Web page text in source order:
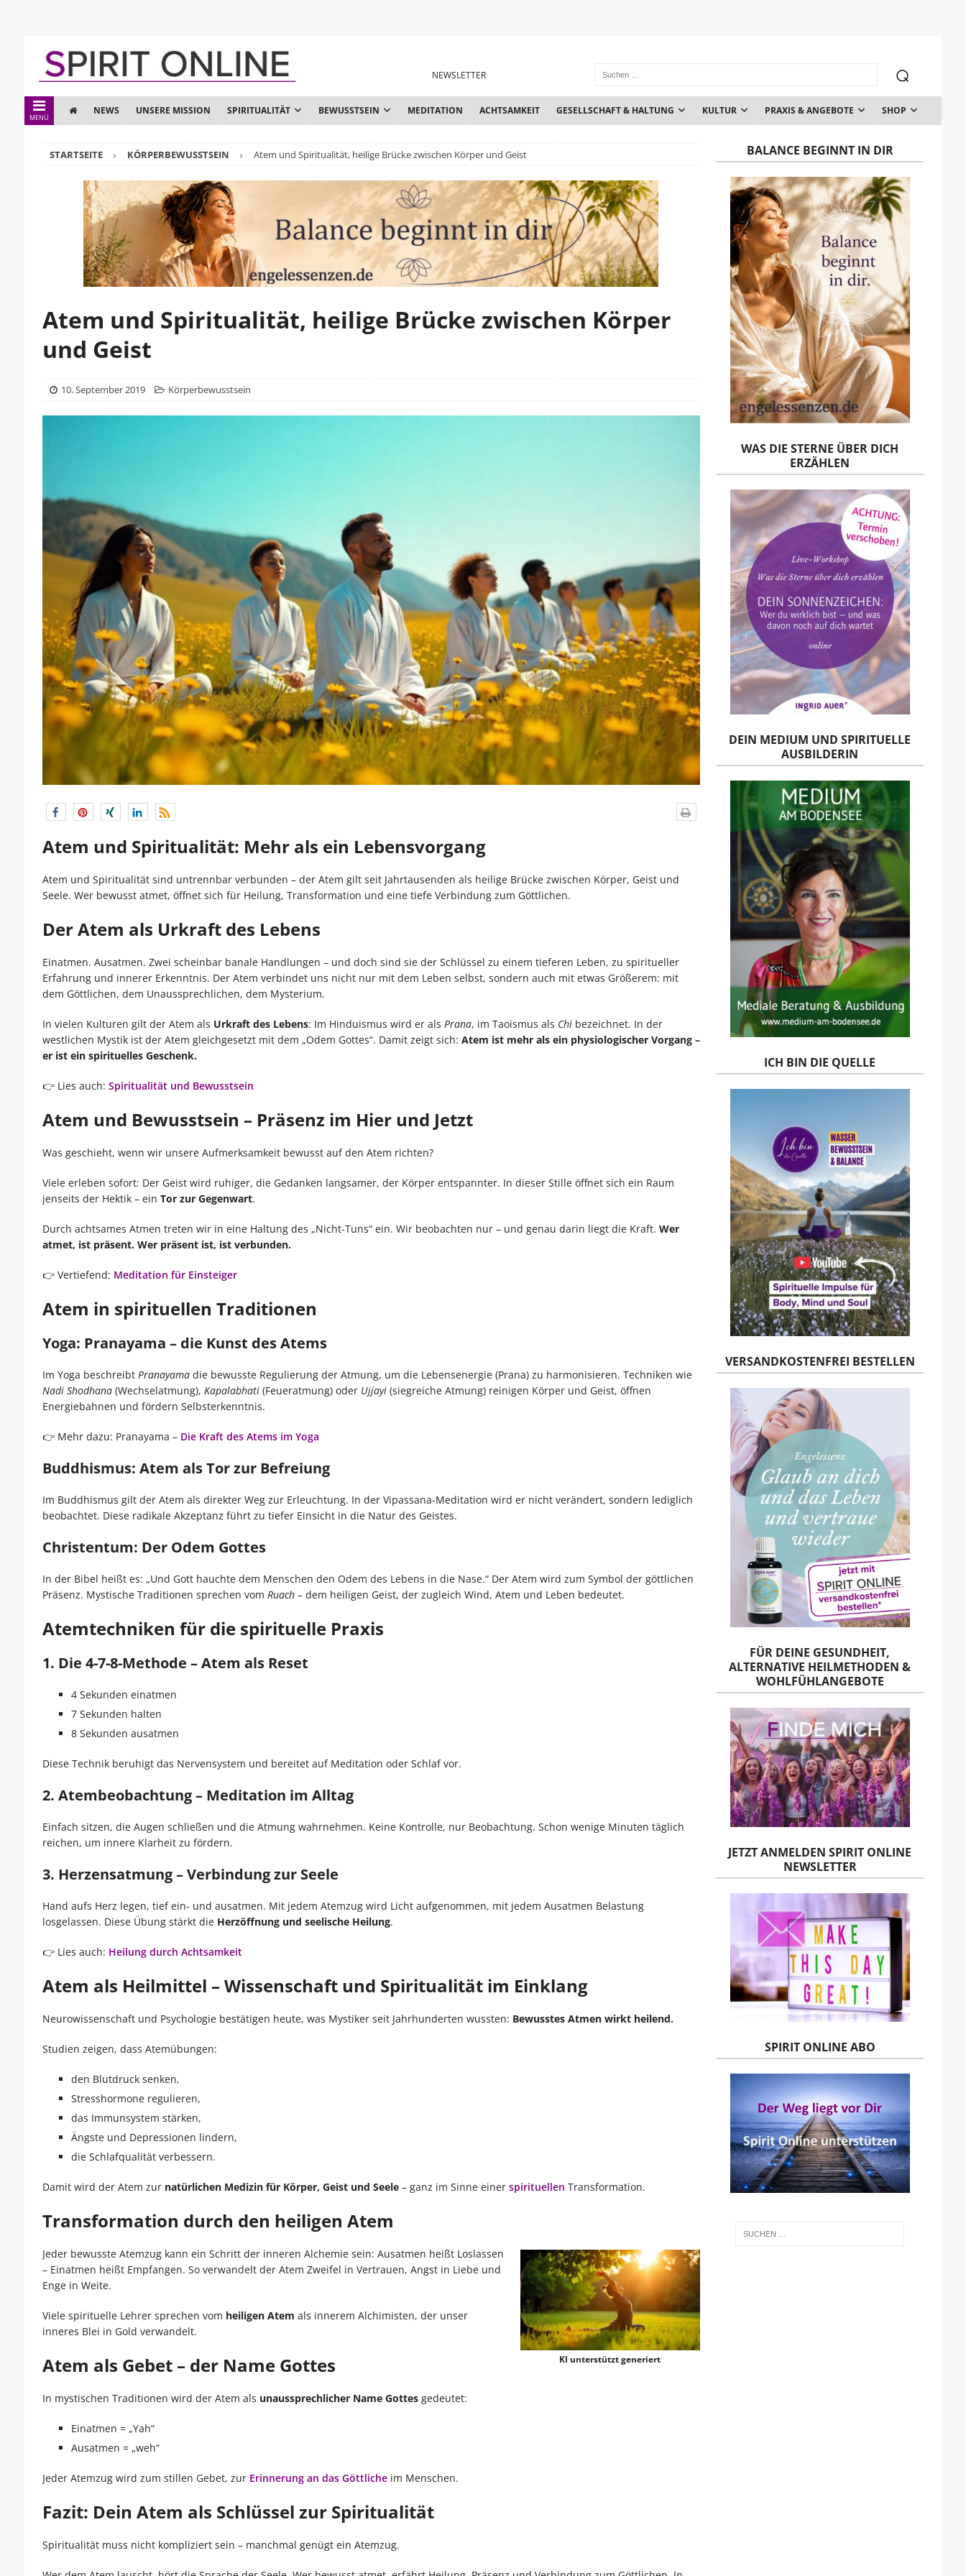
NEWSLETTER
MENÜ
NEWS UNSERE MISSION SPIRITUALITÄT BEWUSSTSEIN MEDITATION ACHTSAMKEIT GESELLSCHAFT & HALTUNG KULTUR PRAXIS & ANGEBOTE SHOP
STARTSEITE KÖRPERBEWUSSTSEIN Atem und Spiritualität, heilige Brücke zwischen Körper und Geist
Atem und Spiritualität, heilige Brücke zwischen Körper
und Geist
10. September 2019 Körperbewusstsein
Atem und Spiritualität: Mehr als ein Lebensvorgang
Atem und Spiritualität sind untrennbar verbunden – der Atem gilt seit Jahrtausenden als heilige Brücke zwischen Körper, Geist und
Seele. Wer bewusst atmet, öffnet sich für Heilung, Transformation und eine tiefe Verbindung zum Göttlichen.
Der Atem als Urkraft des Lebens
Einatmen. Ausatmen. Zwei scheinbar banale Handlungen – und doch sind sie der Schlüssel zu einem tieferen Leben, zu spiritueller
Erfahrung und innerer Erkenntnis. Der Atem verbindet uns nicht nur mit dem Leben selbst, sondern auch mit etwas Größerem: mit
dem Göttlichen, dem Unaussprechlichen, dem Mysterium.
In vielen Kulturen gilt der Atem als Urkraft des Lebens: Im Hinduismus wird er als Prana, im Taoismus als Chibezeichnet. In der
westlichen Mystik ist der Atem gleichgesetzt mit dem „Odem Gottes“. Damit zeigt sich: Atem ist mehr als ein physiologischer Vorgang –
er ist ein spirituelles Geschenk.
👉 Lies auch: Spiritualität und Bewusstsein
Atem und Bewusstsein – Präsenz im Hier und Jetzt
Was geschieht, wenn wir unsere Aufmerksamkeit bewusst auf den Atem richten?
Viele erleben sofort: Der Geist wird ruhiger, die Gedanken langsamer, der Körper entspannter. In dieser Stille öffnet sich ein Raum
jenseits der Hektik – ein Tor zur Gegenwart.
Durch achtsames Atmen treten wir in eine Haltung des „Nicht-Tuns“ ein. Wir beobachten nur – und genau darin liegt die Kraft. Wer
atmet, ist präsent. Wer präsent ist, ist verbunden.
👉 Vertiefend: Meditation für Einsteiger
Atem in spirituellen Traditionen
Yoga: Pranayama – die Kunst des Atems
Im Yoga beschreibt Pranayamadie bewusste Regulierung der Atmung, um die Lebensenergie (Prana) zu harmonisieren. Techniken wie
Nadi Shodhana(Wechselatmung), Kapalabhati(Feueratmung) oder Ujjayi(siegreiche Atmung) reinigen Körper und Geist, öffnen
Energiebahnen und fördern Selbsterkenntnis.
👉 Mehr dazu: Pranayama – Die Kraft des Atems im Yoga
Buddhismus: Atem als Tor zur Befreiung
Im Buddhismus gilt der Atem als direkter Weg zur Erleuchtung. In der Vipassana-Meditation wird er nicht verändert, sondern lediglich
beobachtet. Diese radikale Akzeptanz führt zu tiefer Einsicht in die Natur des Geistes.
Christentum: Der Odem Gottes
In der Bibel heißt es: „Und Gott hauchte dem Menschen den Odem des Lebens in die Nase.“ Der Atem wird zum Symbol der göttlichen
Präsenz. Mystische Traditionen sprechen vom Ruach– dem heiligen Geist, der zugleich Wind, Atem und Leben bedeutet.
Atemtechniken für die spirituelle Praxis
1. Die 4-7-8-Methode – Atem als Reset
4 Sekunden einatmen
7 Sekunden halten
8 Sekunden ausatmen
Diese Technik beruhigt das Nervensystem und bereitet auf Meditation oder Schlaf vor.
2. Atembeobachtung – Meditation im Alltag
Einfach sitzen, die Augen schließen und die Atmung wahrnehmen. Keine Kontrolle, nur Beobachtung. Schon wenige Minuten täglich
reichen, um innere Klarheit zu fördern.
3. Herzensatmung – Verbindung zur Seele
Hand aufs Herz legen, tief ein- und ausatmen. Mit jedem Atemzug wird Licht aufgenommen, mit jedem Ausatmen Belastung
losgelassen. Diese Übung stärkt die Herzöffnung und seelische Heilung.
👉 Lies auch: Heilung durch Achtsamkeit
Atem als Heilmittel – Wissenschaft und Spiritualität im Einklang
Neurowissenschaft und Psychologie bestätigen heute, was Mystiker seit Jahrhunderten wussten: Bewusstes Atmen wirkt heilend.
Studien zeigen, dass Atemübungen:
den Blutdruck senken,
Stresshormone regulieren,
das Immunsystem stärken,
Ängste und Depressionen lindern,
die Schlafqualität verbessern.
Damit wird der Atem zur natürlichen Medizin für Körper, Geist und Seele– ganz im Sinne einer spirituellen Transformation.
Transformation durch den heiligen Atem
KI unterstützt generiert
Jeder bewusste Atemzug kann ein Schritt der inneren Alchemie sein: Ausatmen heißt Loslassen
– Einatmen heißt Empfangen. So verwandelt der Atem Zweifel in Vertrauen, Angst in Liebe und
Enge in Weite.
Viele spirituelle Lehrer sprechen vom heiligen Atem als innerem Alchimisten, der unser
inneres Blei in Gold verwandelt.
Atem als Gebet – der Name Gottes
In mystischen Traditionen wird der Atem als unaussprechlicher Name Gottesgedeutet:
Einatmen = „Yah“
Ausatmen = „weh“
Jeder Atemzug wird zum stillen Gebet, zur Erinnerung an das Göttlicheim Menschen.
Fazit: Dein Atem als Schlüssel zur Spiritualität
Spiritualität muss nicht kompliziert sein – manchmal genügt ein Atemzug.
BALANCE BEGINNT IN DIR
WAS DIE STERNE ÜBER DICH
ERZÄHLEN
DEIN MEDIUM UND SPIRITUELLE
AUSBILDERIN
ICH BIN DIE QUELLE
VERSANDKOSTENFREI BESTELLEN
FÜR DEINE GESUNDHEIT,
ALTERNATIVE HEILMETHODEN &
WOHLFÜHLANGEBOTE
JETZT ANMELDEN SPIRIT ONLINE
NEWSLETTER
SPIRIT ONLINE ABO